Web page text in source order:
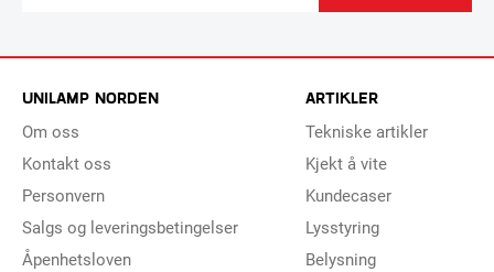
UNILAMP NORDEN
Om oss
Kontakt oss
Personvern
Salgs og leveringsbetingelser
Åpenhetsloven
ARTIKLER
Tekniske artikler
Kjekt å vite
Kundecaser
Lysstyring
Belysning